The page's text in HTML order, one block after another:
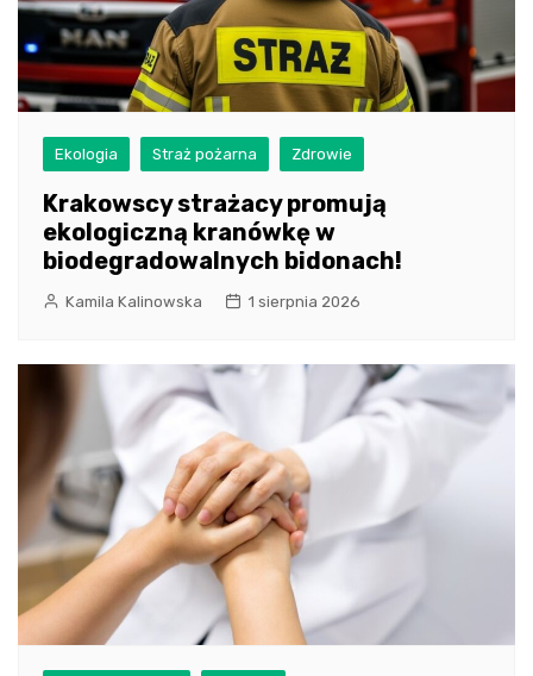
Ekologia Straż pożarna Zdrowie
Krakowscy strażacy promują
ekologiczną kranówkę w
biodegradowalnych bidonach!
Kamila Kalinowska 1 sierpnia 2026